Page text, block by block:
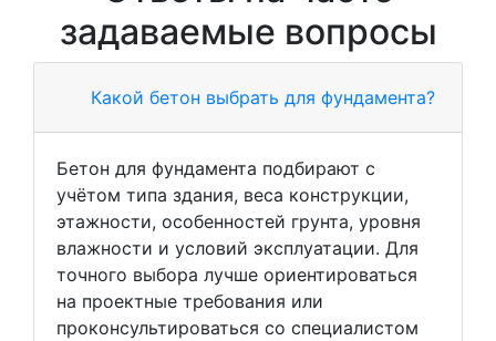
задаваемые вопросы
Какой бетон выбрать для фундамента?
Бетон для фундамента подбирают с
учётом типа здания, веса конструкции,
этажности, особенностей грунта, уровня
влажности и условий эксплуатации. Для
точного выбора лучше ориентироваться
на проектные требования или
проконсультироваться со специалистом